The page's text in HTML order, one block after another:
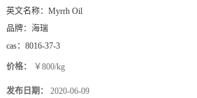
英文名称： Myrrh Oil
品牌： 海瑞
cas： 8016-37-3
价格： ￥800/kg
发布日期： 2020-06-09